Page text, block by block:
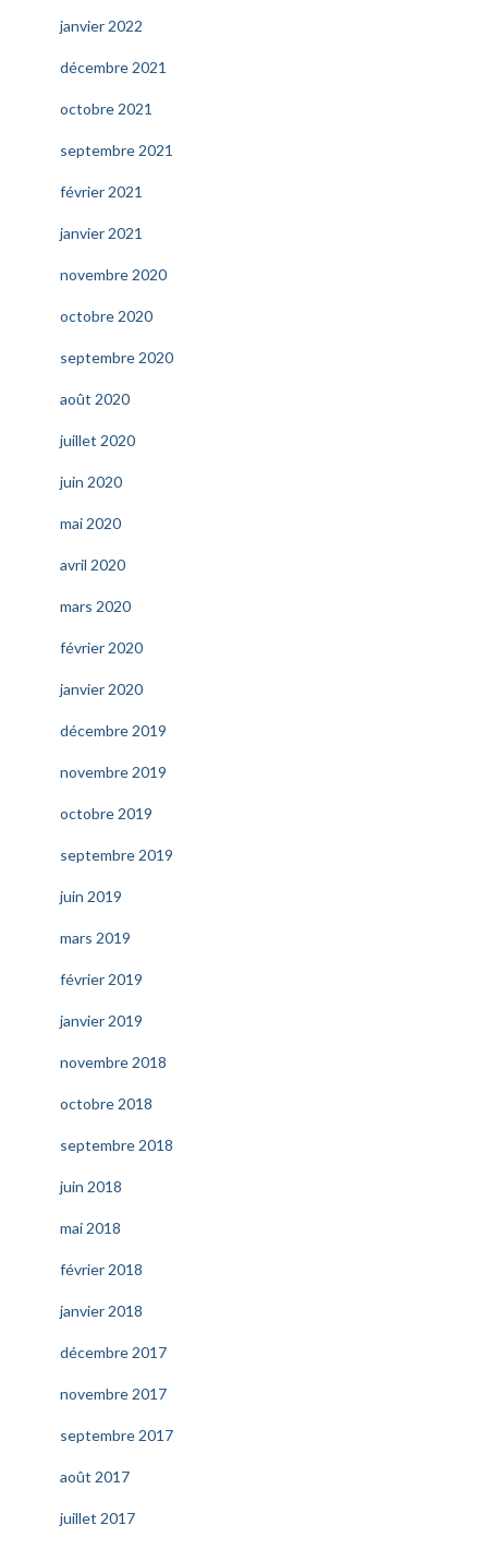
janvier 2022
décembre 2021
octobre 2021
septembre 2021
février 2021
janvier 2021
novembre 2020
octobre 2020
septembre 2020
août 2020
juillet 2020
juin 2020
mai 2020
avril 2020
mars 2020
février 2020
janvier 2020
décembre 2019
novembre 2019
octobre 2019
septembre 2019
juin 2019
mars 2019
février 2019
janvier 2019
novembre 2018
octobre 2018
septembre 2018
juin 2018
mai 2018
février 2018
janvier 2018
décembre 2017
novembre 2017
septembre 2017
août 2017
juillet 2017